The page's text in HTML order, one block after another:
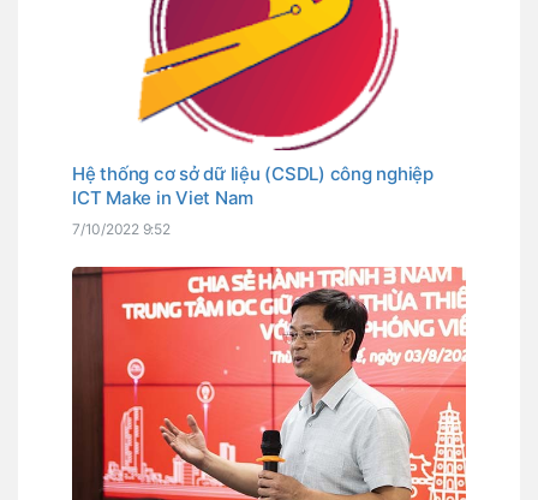
Hệ thống cơ sở dữ liệu (CSDL) công nghiệp
ICT Make in Viet Nam
7/10/2022 9:52